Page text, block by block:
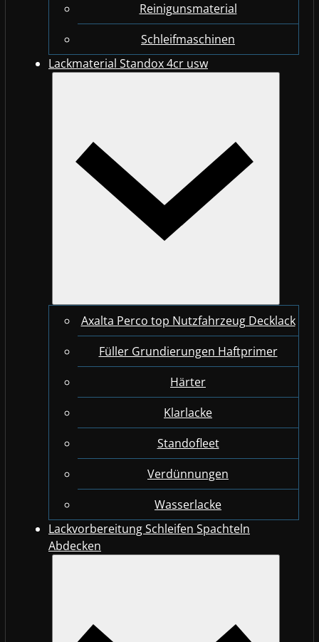
Reinigunsmaterial
Schleifmaschinen
Lackmaterial Standox 4cr usw
Axalta Perco top Nutzfahrzeug Decklack
Füller Grundierungen Haftprimer
Härter
Klarlacke
Standofleet
Verdünnungen
Wasserlacke
Lackvorbereitung Schleifen Spachteln
Abdecken